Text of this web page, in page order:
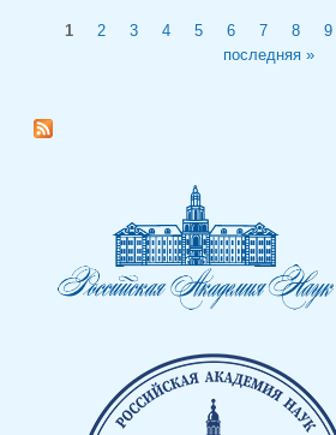
Страницы
1 2 3 4 5 6 7 8 9
последняя »